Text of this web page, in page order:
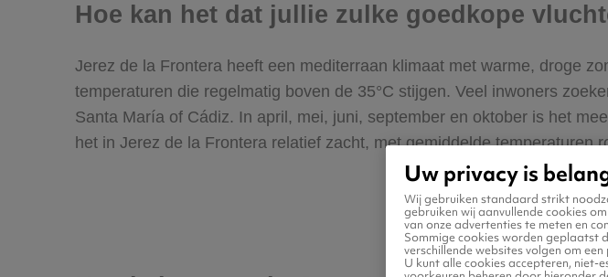
Hoe kan het dat jullie zulke goedkope
Jerez de la Frontera heeft een mediterraan klimaat met warme, droge
temperaturen die regelmatig boven de 35°C stijgen. Veel inwoners
Santa María of Cádiz. In april, mei, juni, september en oktober is het
het in Jerez de la Frontera relatief zacht, met gemiddelde temperaturen
Uw privacy is
Wij gebruiken standaard strikt
gebruiken wij aanvullende cookies
van onze advertenties te meten en
Sommige cookies worden geplaatst
verschillende websites volgen om
U kunt alle cookies accepteren, niet-